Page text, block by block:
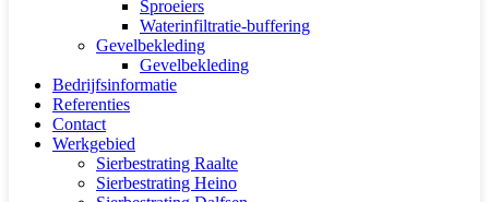
Sproeiers
Waterinfiltratie-buffering
Gevelbekleding
Gevelbekleding
Bedrijfsinformatie
Referenties
Contact
Werkgebied
Sierbestrating Raalte
Sierbestrating Heino